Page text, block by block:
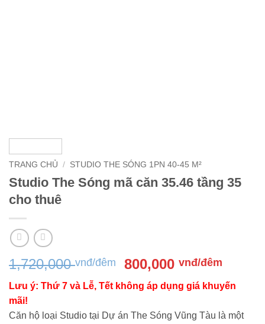
TRANG CHỦ / STUDIO THE SÓNG 1PN 40-45 M²
Studio The Sóng mã căn 35.46 tầng 35
cho thuê
1,720,000vnđ/đêm
Giá
gốc
là:
đêm.
800,000vnđ/đêm
hiện
tại
Lưu ý: Thứ 7 và Lễ, Tết không áp dụng giá khuyến
mãi!
Căn hộ loại Studio tại Dự án The Sóng Vũng Tàu là một